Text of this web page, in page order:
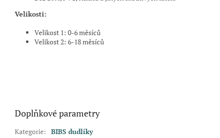
Velikosti:
Velikost 1: 0-6 měsíců
Velikost 2: 6-18 měsíců
Doplňkové parametry
Kategorie: BIBS dudlíky